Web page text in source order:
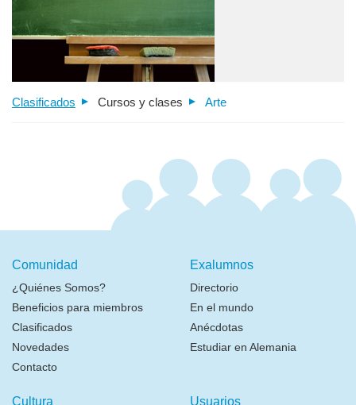
Clasificados Cursos y clases Arte
Comunidad
¿Quiénes Somos?
Beneficios para miembros
Clasificados
Novedades
Contacto
Exalumnos
Directorio
En el mundo
Anécdotas
Estudiar en Alemania
Cultura Usuarios